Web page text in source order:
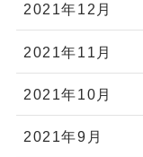
2021年12月
2021年11月
2021年10月
2021年9月